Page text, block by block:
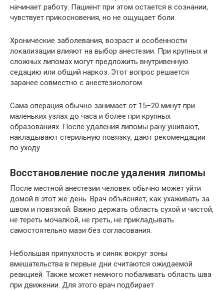
начинает работу. Пациент при этом остается в сознании,
чувствует прикосновения, но не ощущает боли.
Хронические заболевания, возраст и особенности
локализации влияют на выбор анестезии. При крупных и
сложных липомах могут предложить внутривенную
седацию или общий наркоз. Этот вопрос решается
заранее совместно с анестезиологом.
Сама операция обычно занимает от 15–20 минут при
маленьких узлах до часа и более при крупных
образованиях. После удаления липомы рану ушивают,
накладывают стерильную повязку, дают рекомендации
по уходу.
Восстановление после удаления липомы
После местной анестезии человек обычно может уйти
домой в этот же день. Врач объясняет, как ухаживать за
швом и повязкой. Важно держать область сухой и чистой,
не тереть мочалкой, не греть, не прикладывать
самостоятельно мази без согласования.
Небольшая припухлость и синяк вокруг зоны
вмешательства в первые дни считаются ожидаемой
реакцией. Также может немного побаливать область шва
при движении. Для этого врач подбирает